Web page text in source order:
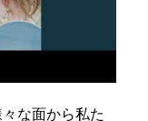
な面から私た